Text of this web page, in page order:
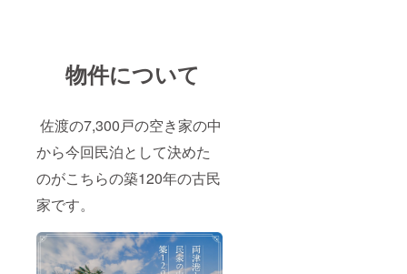
物件について
佐渡の7,300戸の空き家の中
から今回民泊として決めた
のがこちらの築120年の古民
家です。